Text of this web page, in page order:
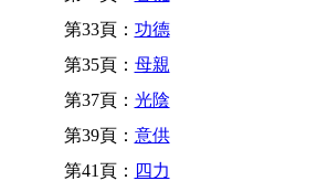
第33頁： 功德
第35頁： 母親
第37頁： 光陰
第39頁： 意供
第41頁： 四力